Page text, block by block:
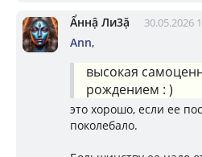
Ẩннậ Ли3ặ 30.05.2026
Ann,
высокая
рождением : )
это хорошо, если ее
поколебало.